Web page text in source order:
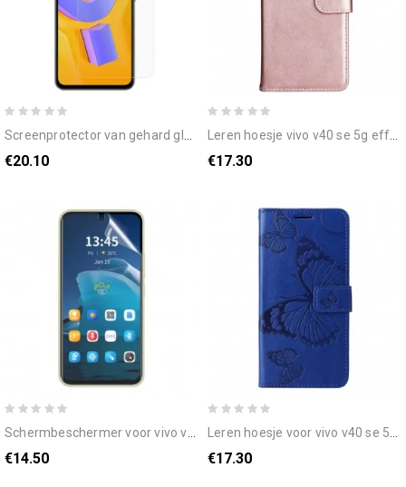
screenprotector van gehard glas voor vivo v40 se 5g
€20.10
leren hoesje vivo v40 se 5g effen imitatieleer bescherming hoesje
€17.30
schermbeschermer voor vivo v40 se 5g
€14.50
leren hoesje voor vivo v40 se 5g reuzenvlinders
€17.30